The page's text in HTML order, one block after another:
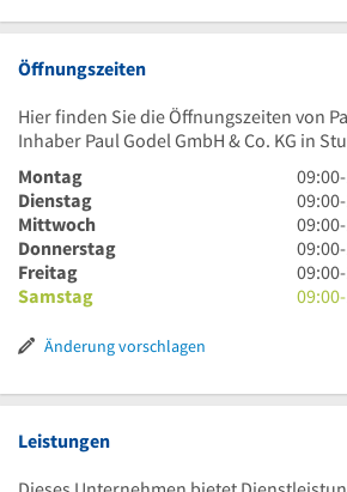
Öffnungszeiten
Hier finden Sie die Öffnungszeiten von
Inhaber Paul Godel GmbH & Co. KG in
Montag
9
Uhr
bis
18
Uhr
30
09:00-
Dienstag
9
Uhr
bis
18
Uhr
09:00-
Mittwoch
9
Uhr
bis
18
09:00-
Donnerstag
9
Uhr
bis
09:00-
Freitag
9
Uhr
30
09:00-
Samstag
9
Uhr
09:00-
Änderung vorschlagen
Leistungen